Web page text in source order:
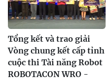
Tổng kết và trao giải
Vòng chung kết cấp tỉnh
cuộc thi Tài năng Robot
ROBOTACON WRO -